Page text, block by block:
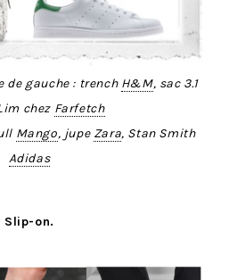
de gauche : trench H&M, sac 3.1
chez Farfetch
Mango, jupe Zara, Stan Smith
Adidas
Slip-on.